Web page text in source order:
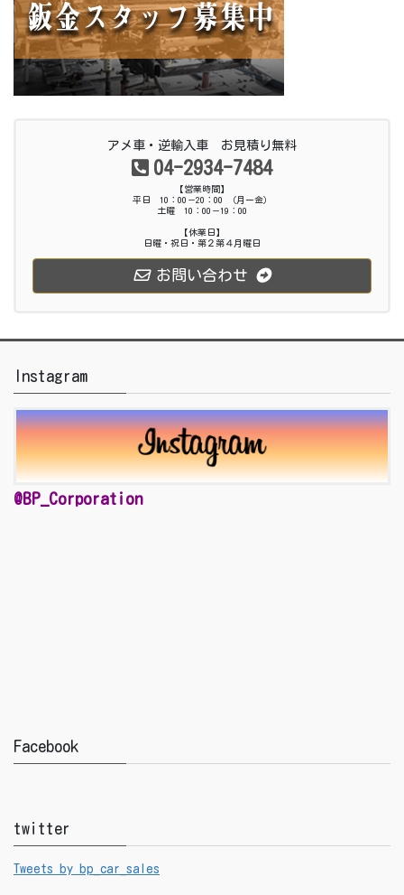
アメ車・逆輸入車 お見積り無料
04-2934-7484
【営業時間】
平日 10：00－20：00 （月ー金）
土曜 10：00－19：00
【休業日】
日曜・祝日・第２第４月曜日
お問い合わせ
Instagram
@BP_Corporation
Facebook
twitter
Tweets by bp_car_sales